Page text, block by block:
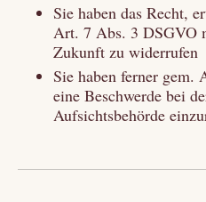
Sie haben das Recht,
Art. 7 Abs. 3 DSGVO
Zukunft zu widerrufen
Sie haben ferner gem.
eine Beschwerde bei
Aufsichtsbehörde